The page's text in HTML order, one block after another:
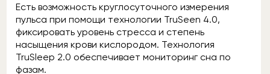
Есть возможность круглосуточного измерения
пульса при помощи технологии TruSeen 4.0,
фиксировать уровень стресса и степень
насыщения крови кислородом. Технология
TruSleep 2.0 обеспечивает мониторинг сна по
фазам.